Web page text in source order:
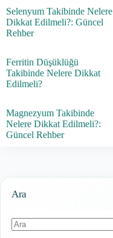
Selenyum Takibinde Nelere
Dikkat Edilmeli?: Güncel
Rehber
Ferritin Düşüklüğü
Takibinde Nelere Dikkat
Edilmeli?
Magnezyum Takibinde
Nelere Dikkat Edilmeli?:
Güncel Rehber
Ara